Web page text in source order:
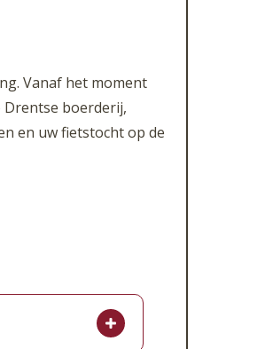
Vanaf het moment
boerderij,
en uw fietstocht op de